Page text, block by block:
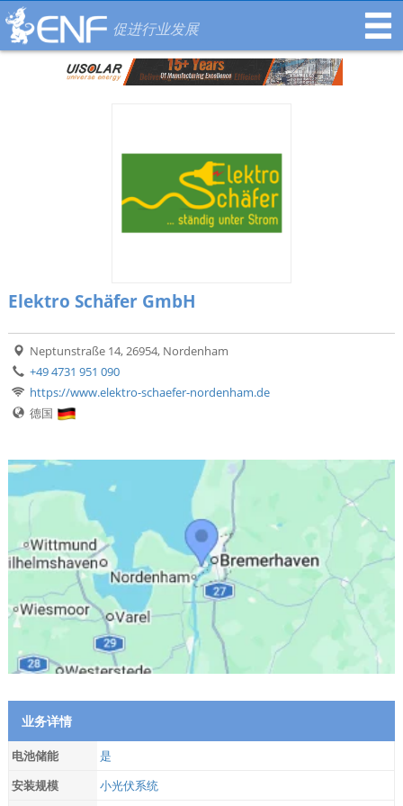
促进行业发展
Elektro Schäfer GmbH
Neptunstraße 14, 26954, Nordenham
+49 4731 951 090
https://www.elektro-schaefer-nordenham.de
德国
业务详情
电池储能
是
安装规模
小光伏系统